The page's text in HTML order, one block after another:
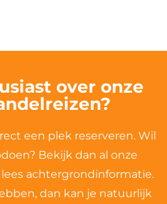
over onze
een plek reserveren. Wil
Bekijk dan al onze
lees achtergrondinformatie.
dan kan je natuurlijk